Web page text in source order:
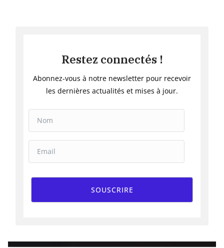
Restez connectés !
Abonnez-vous à notre newsletter pour recevoir
les dernières actualités et mises à jour.
SOUSCRIRE